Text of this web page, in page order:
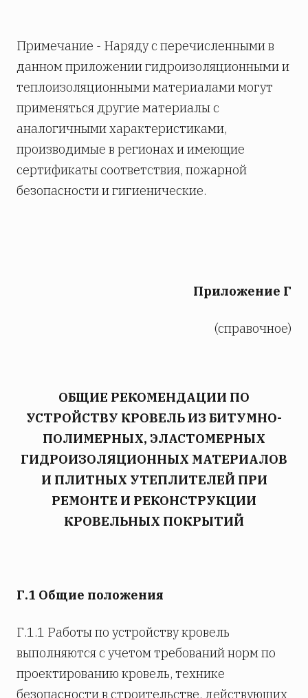
Примечание - Наряду с перечисленными в
данном приложении гидроизоляционными и
теплоизоляционными материалами могут
применяться другие материалы с
аналогичными характеристиками,
производимые в регионах и имеющие
сертификаты соответствия, пожарной
безопасности и гигиенические.
Приложение Г
(справочное)
ОБЩИЕ РЕКОМЕНДАЦИИ ПО
УСТРОЙСТВУ КРОВЕЛЬ ИЗ БИТУМНО-
ПОЛИМЕРНЫХ, ЭЛАСТОМЕРНЫХ
ГИДРОИЗОЛЯЦИОННЫХ МАТЕРИАЛОВ
И ПЛИТНЫХ УТЕПЛИТЕЛЕЙ ПРИ
РЕМОНТЕ И РЕКОНСТРУКЦИИ
КРОВЕЛЬНЫХ ПОКРЫТИЙ
Г.1 Общие положения
Г.1.1 Работы по устройству кровель
выполняются с учетом требований норм по
проектированию кровель, технике
безопасности в строительстве, действующих